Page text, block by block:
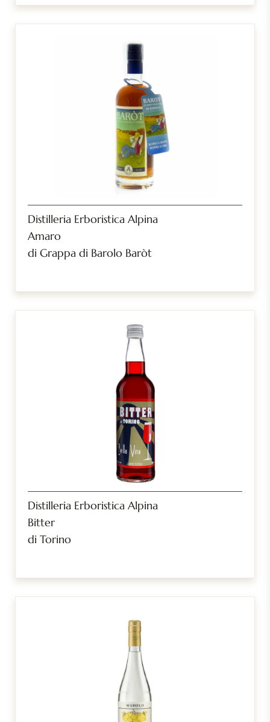
Distilleria Erboristica Alpina
Amaro
di Grappa di Barolo Baròt
Distilleria Erboristica Alpina
Bitter
di Torino